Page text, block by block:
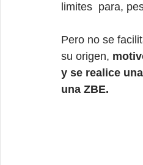
limites  para,
Pero no se
su origen,
y se realice
una ZBE.